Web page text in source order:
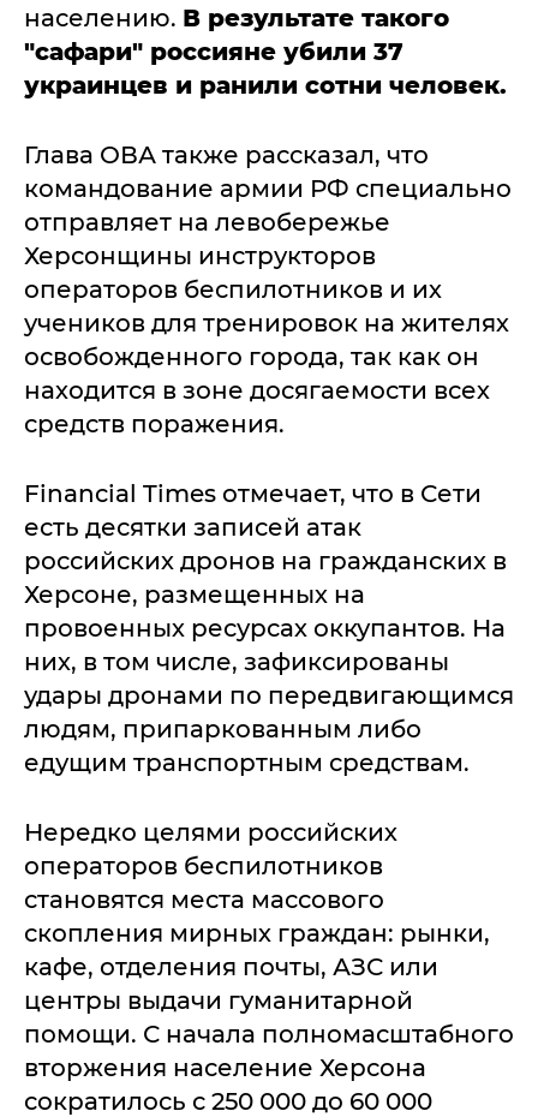
населению. В результате такого
"сафари" россияне убили 37
украинцев и ранили сотни человек.
Глава ОВА также рассказал, что
командование армии РФ специально
отправляет на левобережье
Херсонщины инструкторов
операторов беспилотников и их
учеников для тренировок на жителях
освобожденного города, так как он
находится в зоне досягаемости всех
средств поражения.
Financial Times отмечает, что в Сети
есть десятки записей атак
российских дронов на гражданских в
Херсоне, размещенных на
провоенных ресурсах оккупантов. На
них, в том числе, зафиксированы
удары дронами по передвигающимся
людям, припаркованным либо
едущим транспортным средствам.
Нередко целями российских
операторов беспилотников
становятся места массового
скопления мирных граждан: рынки,
кафе, отделения почты, АЗС или
центры выдачи гуманитарной
помощи. С начала полномасштабного
вторжения население Херсона
сократилось с 250 000 до 60 000